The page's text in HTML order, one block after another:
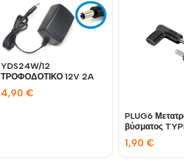
YDS24W/12
ΤΡΟΦΟΔΟΤΙΚΟ 12V 2A
4,90 €
PLUG6
βύσματος TYPEC σε
1,90€